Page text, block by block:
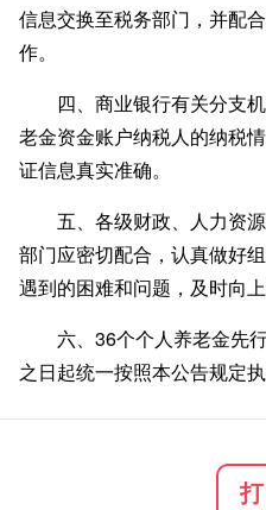
信息交换至税务部门，并配
作。
四、商业银行有关分支
老金资金账户纳税人的纳税
证信息真实准确。
五、各级财政、人力资
部门应密切配合，认真做好
遇到的困难和问题，及时向
六、36个个人养老金先
之日起统一按照本公告规定执